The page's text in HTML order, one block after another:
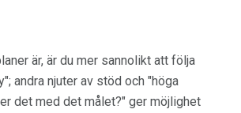
är, är du mer sannolikt att följa
andra njuter av stöd och "höga
det med det målet?" ger möjlighet